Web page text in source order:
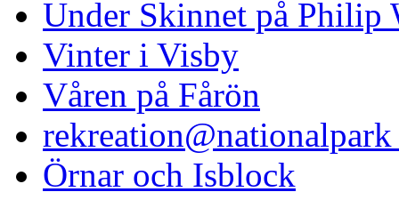
Under Skinnet på Philip
Vinter i Visby
Våren på Fårön
rekreation@nationalpark
Örnar och Isblock